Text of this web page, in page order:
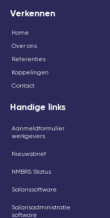
Verkennen
Home
Over ons
Referenties
Koppelingen
Contact
Handige links
Aanmeldformulier
werkgevers
Nieuwsbrief
NMBRS Status
Salarissoftware
Salarisadministratie
software